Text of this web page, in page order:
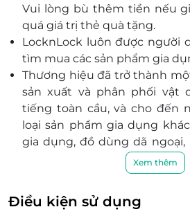
Vui lòng bù thêm tiền nếu
quá giá trị thẻ quà tặng.
LocknLock luôn được người
tìm mua các sản phẩm gia
Thương hiệu đã trở thành
sản xuất và phân phối vật
tiếng toàn cầu, và cho đến
loại sản phẩm gia dụng
gia dụng, đồ dùng dã ngoại,
quản, bình đựng nước, bình
Giữ vững giá trị cốt lõi
nhanh chóng”, quan tâm
và môi trường, Lock&Lock
Xem thêm
Điều kiện sử dụng